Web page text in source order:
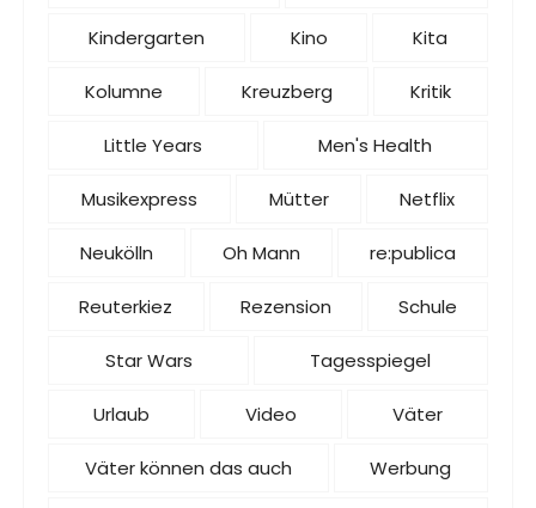
Kindergarten Kino Kita
Kolumne Kreuzberg Kritik
Little Years Men's Health
Musikexpress Mütter Netflix
Neukölln Oh Mann re:publica
Reuterkiez Rezension Schule
Star Wars Tagesspiegel
Urlaub Video Väter
Väter können das auch Werbung